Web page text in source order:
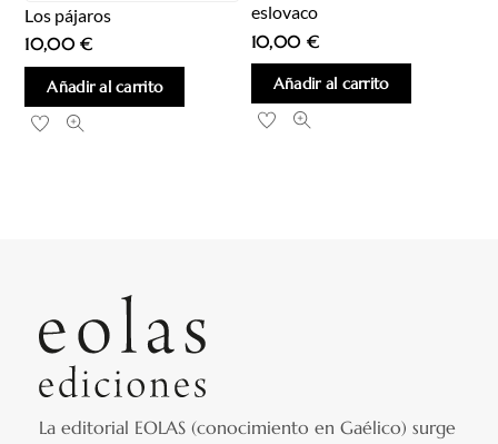
Los pájaros
10,00€
Añadir al carrito
eslovaco
10,00 €
Añadir al carrito
La editorial EOLAS (conocimiento en Gaélico) surge